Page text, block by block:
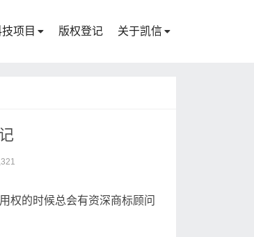
项目 版权登记 关于凯信
权的时候总会有资深商标顾问